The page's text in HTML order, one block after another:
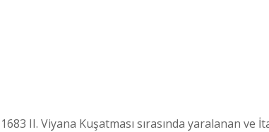
1683 II. Viyana Kuşatması sırasında yaralanan